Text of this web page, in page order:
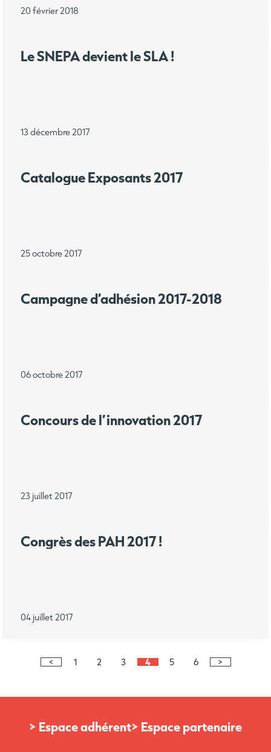
20 février 2018
Le SNEPA devient le SLA !
13 décembre 2017
Catalogue Exposants 2017
25 octobre 2017
Campagne d’adhésion 2017-2018
06 octobre 2017
Concours de l’innovation 2017
23 juillet 2017
Congrès des PAH 2017 !
04 juillet 2017
< 1 2 3 4 5 6 >
> Espace adhérent> Espace partenaire